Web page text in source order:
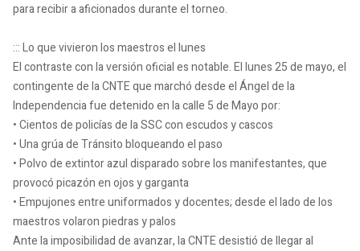
para recibir a aficionados durante el torneo.
::: Lo que vivieron los maestros el lunes
El contraste con la versión oficial es notable. El lunes 25 de mayo, el
contingente de la CNTE que marchó desde el Ángel de la
Independencia fue detenido en la calle 5 de Mayo por:
• Cientos de policías de la SSC con escudos y cascos
• Una grúa de Tránsito bloqueando el paso
• Polvo de extintor azul disparado sobre los manifestantes, que
provocó picazón en ojos y garganta
• Empujones entre uniformados y docentes; desde el lado de los
maestros volaron piedras y palos
Ante la imposibilidad de avanzar, la CNTE desistió de llegar al